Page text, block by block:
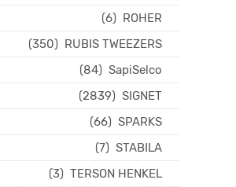
ROHER
(6)
RUBIS TWEEZERS
(350)
SapiSelco
(84)
SIGNET
(2839)
SPARKS
(66)
STABILA
(7)
TERSON HENKEL
(3)